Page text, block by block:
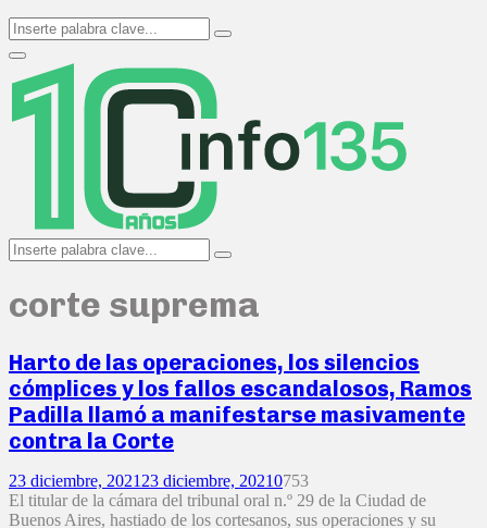
Search
for:
Search
Primary
Menu
Search
for:
Search
corte suprema
Harto de las operaciones, los silencios
cómplices y los fallos escandalosos, Ramos
Padilla llamó a manifestarse masivamente
contra la Corte
23 diciembre, 2021 23 diciembre, 20210753
El titular de la cámara del tribunal oral n.º 29 de la Ciudad de
Buenos Aires, hastiado de los cortesanos, sus operaciones y su